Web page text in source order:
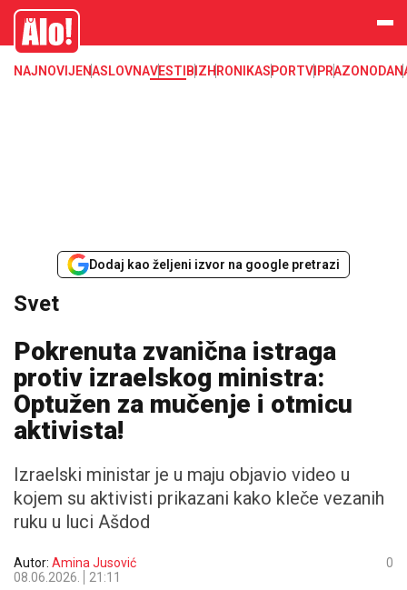
Svet, Ruske vesti, Planeta, Region
Alo
NAJNOVIJENASLOVNAVESTI BIZHRONIKASPORTVIPRAZONODA
Dodaj kao željeni izvor na google pretrazi
Svet
Pokrenuta zvanična istraga
protiv izraelskog ministra:
Optužen za mučenje i otmicu
aktivista!
Izraelski ministar je u maju objavio video u
kojem su aktivisti prikazani kako kleče vezanih
ruku u luci Ašdod
Autor: Amina Jusović
08.06.2026.
21:11
0